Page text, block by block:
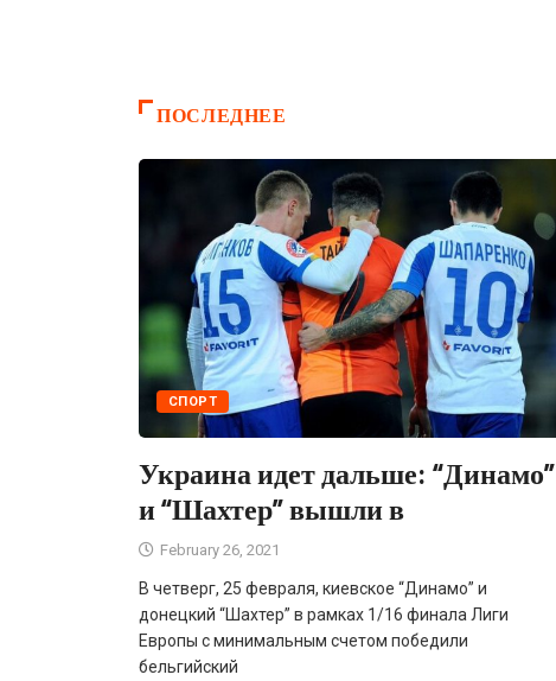
ПОСЛЕДНЕЕ
СПОРТ
Украина идет дальше: “Динамо”
и “Шахтер” вышли в
February 26, 2021
В четверг, 25 февраля, киевское “Динамо” и
донецкий “Шахтер” в рамках 1/16 финала Лиги
Европы с минимальным счетом победили
бельгийский